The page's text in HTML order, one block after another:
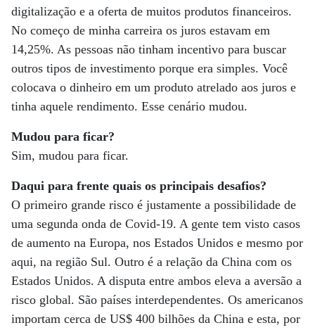
digitalização e a oferta de muitos produtos financeiros.
No começo de minha carreira os juros estavam em
14,25%. As pessoas não tinham incentivo para buscar
outros tipos de investimento porque era simples. Você
colocava o dinheiro em um produto atrelado aos juros e
tinha aquele rendimento. Esse cenário mudou.
Mudou para ficar?
Sim, mudou para ficar.
Daqui para frente quais os principais desafios?
O primeiro grande risco é justamente a possibilidade de
uma segunda onda de Covid-19. A gente tem visto casos
de aumento na Europa, nos Estados Unidos e mesmo por
aqui, na região Sul. Outro é a relação da China com os
Estados Unidos. A disputa entre ambos eleva a aversão a
risco global. São países interdependentes. Os americanos
importam cerca de US$ 400 bilhões da China e esta, por